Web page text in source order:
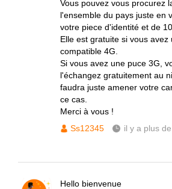
Vous pouvez vous procurez
l'ensemble du pays juste en
votre piece d'identité et de
Elle est gratuite si vous avez
compatible 4G.
Si vous avez une puce 3G,
l'échangez gratuitement au
faudra juste amener votre
ce cas.
Merci à vous !
Ss12345
il y a plus
Hello bienvenue